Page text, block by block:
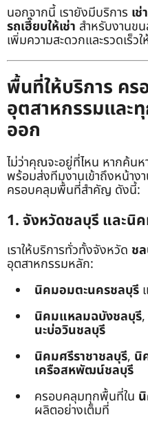
นอกจากนี้ เรายังมีบริการ เ
รถเฮี๊ยบให้เช่า สำหรับงานข
เพิ่มความสะดวกและรวดเร็
พื้นที่ให้บริการ ค
อุตสาหกรรมและ
ออก
ไม่ว่าคุณจะอยู่ที่ไหน หากค้นห
พร้อมส่งทีมงานเข้าถึงหน้าง
ครอบคลุมพื้นที่สำคัญ ดังนี้:
1. จังหวัดชลบุรี และนิ
เราให้บริการทั่วทั้งจังหวัด ช
อุตสาหกรรมหลัก:
นิคมอมตะนครชลบุรี
นิคมแหลมฉบังชลบุรี,
นะบ่อวินชลบุรี
นิคมศรีราชาชลบุรี, นิ
เครือสหพัฒน์ชลบุรี
ครอบคลุมทุกพื้นที่ใน
ผลิตอย่างเต็มที่